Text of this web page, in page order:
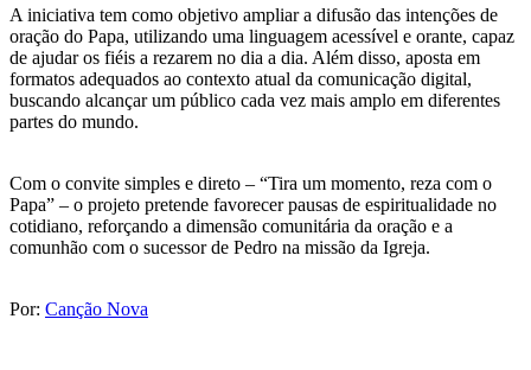
A iniciativa tem como objetivo ampliar a difusão das intenções de
oração do Papa, utilizando uma linguagem acessível e orante, capaz
de ajudar os fiéis a rezarem no dia a dia. Além disso, aposta em
formatos adequados ao contexto atual da comunicação digital,
buscando alcançar um público cada vez mais amplo em diferentes
partes do mundo.
Com o convite simples e direto – “Tira um momento, reza com o
Papa” – o projeto pretende favorecer pausas de espiritualidade no
cotidiano, reforçando a dimensão comunitária da oração e a
comunhão com o sucessor de Pedro na missão da Igreja.
Por: Canção Nova